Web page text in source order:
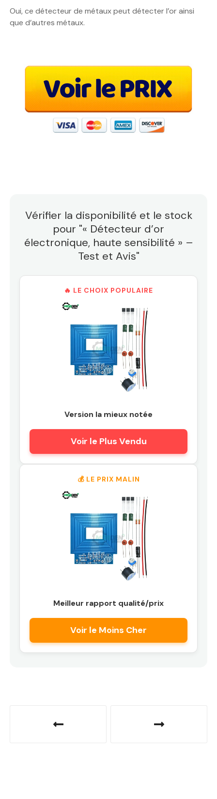
Oui, ce détecteur de métaux peut détecter l’or ainsi
que d’autres métaux.
Vérifier la disponibilité et le stock
pour "« Détecteur d’or
électronique, haute sensibilité » –
Test et Avis"
🔥 LE CHOIX POPULAIRE
Version la mieux notée
Voir le Plus Vendu
💰 LE PRIX MALIN
Meilleur rapport qualité/prix
Voir le Moins Cher